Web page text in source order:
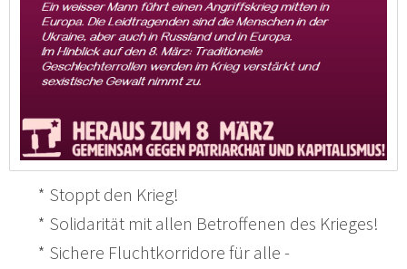
* Stoppt den Krieg!
* Solidarität mit allen Betroffenen des Krieges!
* Sichere Fluchtkorridore für alle -